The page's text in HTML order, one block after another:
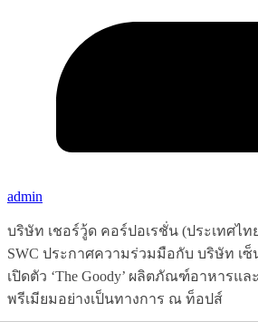
admin
บริษัท เชอร์วู้ด คอร์ปอเรชั่น (ประเทศไ
SWC ประกาศความร่วมมือกับ บริษัท เ
เปิดตัว ‘The Goody’ ผลิตภัณฑ์อาหารแ
พรีเมียมอย่างเป็นทางการ ณ ท็อปส์